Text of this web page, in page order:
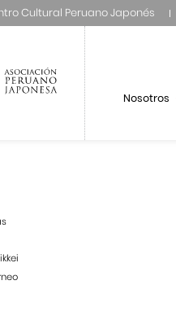
Cultural Peruano Japonés
Nosotros